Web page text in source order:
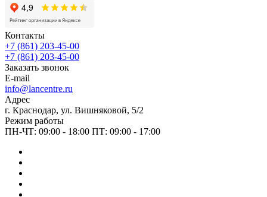
Контакты
+7 (861) 203-45-00
+7 (861) 203-45-00
Заказать звонок
E-mail
info@lancentre.ru
Адрес
г. Краснодар, ул. Вишняковой, 5/2
Режим работы
ПН-ЧТ: 09:00 - 18:00 ПТ: 09:00 - 17:00